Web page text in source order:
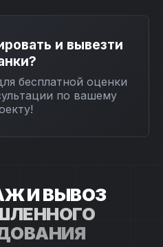
и вывезти
бесплатной оценки
по вашему
И ВЫВОЗ